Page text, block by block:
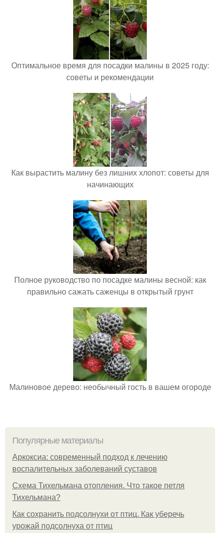
Оптимальное время для посадки малины в 2025 году:
советы и рекомендации
Как вырастить малину без лишних хлопот: советы для
начинающих
Полное руководство по посадке малины весной: как
правильно сажать саженцы в открытый грунт
Малиновое дерево: необычный гость в вашем огороде
Популярные материалы
Аркоксиа: современный подход к лечению
воспалительных заболеваний суставов
Схема Тихельмана отопления. Что такое петля
Тихельмана?
Как сохранить подсолнухи от птиц. Как уберечь
урожай подсолнуха от птиц